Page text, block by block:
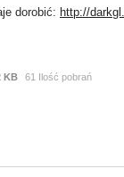
dorobić: http://
KB 61 Ilość pobrań